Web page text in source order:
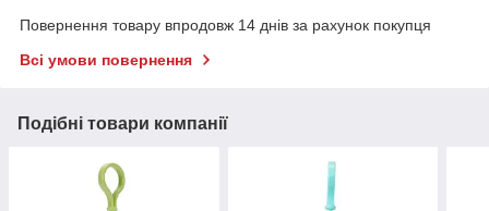
Повернення товару впродовж 14 днів за рахунок покупця
Всі умови повернення
Подібні товари компанії